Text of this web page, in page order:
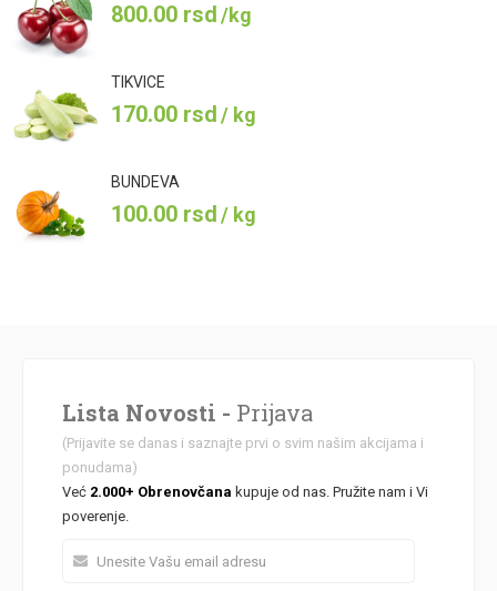
800.00 rsd/kg
TIKVICE
170.00 rsd/ kg
BUNDEVA
100.00 rsd/ kg
Lista Novosti - Prijava
(Prijavite se danas i saznajte prvi o svim našim akcijama i
ponudama)
Već 2.000+ Obrenovčana kupuje od nas. Pružite nam i Vi
poverenje.